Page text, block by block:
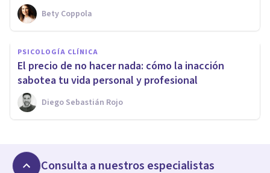
Bety Coppola
PSICOLOGÍA CLÍNICA
El precio de no hacer nada: cómo la inacción
sabotea tu vida personal y profesional
Diego Sebastián Rojo
Consulta a nuestros especialistas